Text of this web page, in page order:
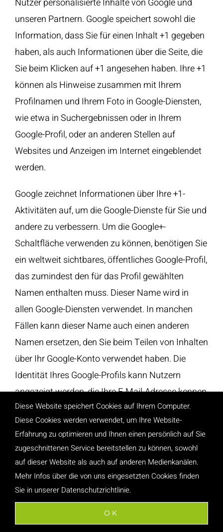
Nutzer personalisierte Inhalte von Google und
unseren Partnern. Google speichert sowohl die
Information, dass Sie für einen Inhalt +1 gegeben
haben, als auch Informationen über die Seite, die
Sie beim Klicken auf +1 angesehen haben. Ihre +1
können als Hinweise zusammen mit Ihrem
Profilnamen und Ihrem Foto in Google-Diensten,
wie etwa in Suchergebnissen oder in Ihrem
Google-Profil, oder an anderen Stellen auf
Websites und Anzeigen im Internet eingeblendet
werden.
Google zeichnet Informationen über Ihre +1-
Aktivitäten auf, um die Google-Dienste für Sie und
andere zu verbessern. Um die Google+-
Schaltfläche verwenden zu können, benötigen Sie
ein weltweit sichtbares, öffentliches Google-Profil,
das zumindest den für das Profil gewählten
Namen enthalten muss. Dieser Name wird in
allen Google-Diensten verwendet. In manchen
Fällen kann dieser Name auch einen anderen
Namen ersetzen, den Sie beim Teilen von Inhalten
über Ihr Google-Konto verwendet haben. Die
Identität Ihres Google-Profils kann Nutzern
angezeigt werden, die Ihre E-Mail-Adresse kennen
oder über andere identifizierende Informationen
von Ihnen verfügen.
Verwendung der erfassten Informationen: Neben
den oben erläuterten Verwendungszwecken
werden die von Ihnen bereitgestellten
Informationen gemäß den geltenden Google-
Datenschutzbestimmungen genutzt. Google
Diese Website speichert Cookies auf Ihrem Computer.
Diese Cookies werden verwendet, um Ihre Website-
Erfahrung zu optimieren und Ihnen einen persönlich auf Sie
zugeschnittenen Service bereitstellen zu können, sowohl
auf dieser Website als auch auf anderen Medienkanälen.
Mehr Infos über die von uns eingesetzten Cookies finden
Sie in unserer Datenschutzrichtlinie.
OK